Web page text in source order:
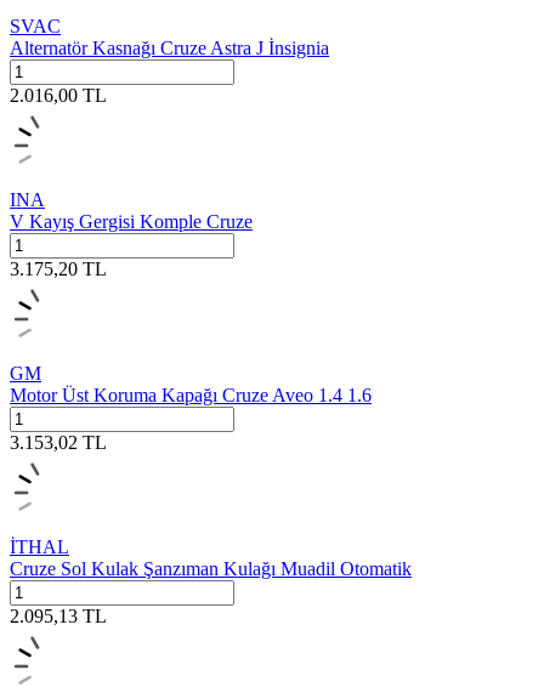
SVAC
Alternatör Kasnağı Cruze Astra J İnsignia
2.016,00 TL
INA
V Kayış Gergisi Komple Cruze
3.175,20 TL
GM
Motor Üst Koruma Kapağı Cruze Aveo 1.4 1.6
3.153,02 TL
İTHAL
Cruze Sol Kulak Şanzıman Kulağı Muadil Otomatik
2.095,13 TL